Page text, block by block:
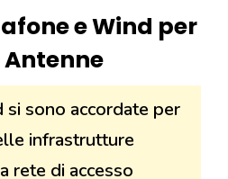
e Wind per
sono accordate per
infrastrutture
rete di accesso